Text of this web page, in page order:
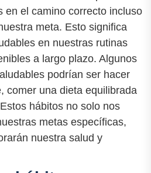
en el camino correcto incluso
meta. Esto significa
en nuestras rutinas
a largo plazo. Algunos
podrían ser hacer
comer una dieta equilibrada
hábitos no solo nos
metas específicas,
nuestra salud y